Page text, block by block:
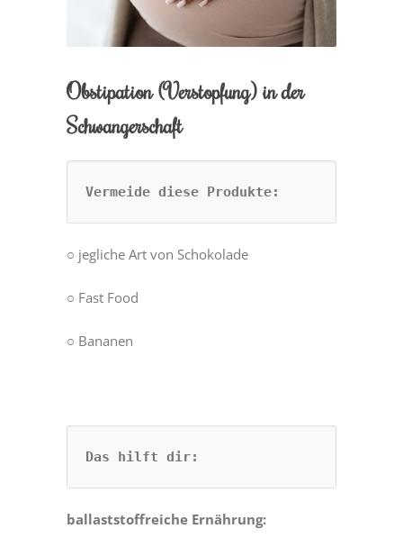
Obstipation (Verstopfung) in der
Schwangerschaft
Vermeide diese Produkte:
○ jegliche Art von Schokolade
○ Fast Food
○ Bananen
ballaststoffreiche Ernährung: